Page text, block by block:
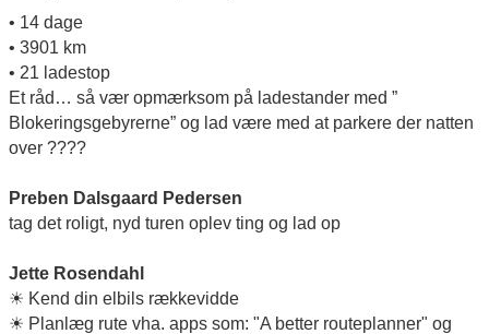
• 14 dage
• 3901 km
• 21 ladestop
Et råd… så vær opmærksom på ladestander med ”
Blokeringsgebyrerne” og lad være med at parkere der natten
over ????
Preben Dalsgaard Pedersen
tag det roligt, nyd turen oplev ting og lad op
Jette Rosendahl
☀ Kend din elbils rækkevidde
☀ Planlæg rute vha. apps som: "A better routeplanner" og